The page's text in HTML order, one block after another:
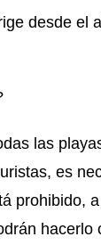
desde el
las
es
prohibido,